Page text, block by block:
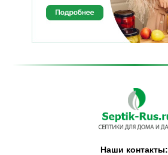
Наши контакты: